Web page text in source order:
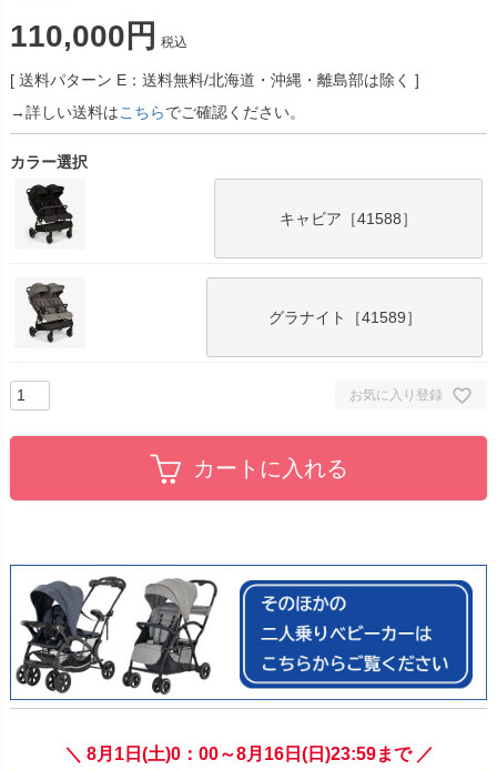
110,000 税込
送料パターン E：送料無料/北海道・沖縄・離島部は除く
→詳しい送料はこちらでご確認ください。
カラー選択
キャビア［41588］
グラナイト［41589］
お気に入り登録
カートに入れる
＼ 8月1日(土)0：00～8月16日(日)23:59まで ／